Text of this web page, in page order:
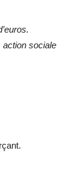
action sociale